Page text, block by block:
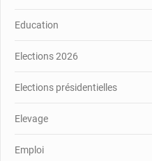
Education
Elections 2026
Elections présidentielles
Elevage
Emploi